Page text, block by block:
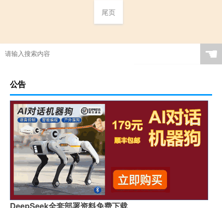
尾页
☚
公告
DeepSeek全套部署资料免费下载